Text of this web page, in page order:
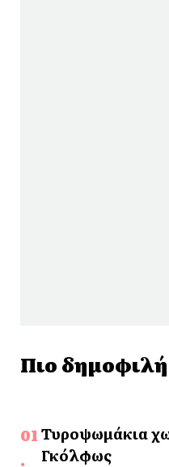
Πιο δημοφιλή
Τυροψωμάκια
Γκόλφως